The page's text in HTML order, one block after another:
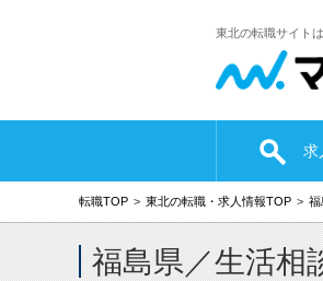
東北の転職サイト
求
転職TOP 東北の転職・求人情報TOP 福
福島県／生活相